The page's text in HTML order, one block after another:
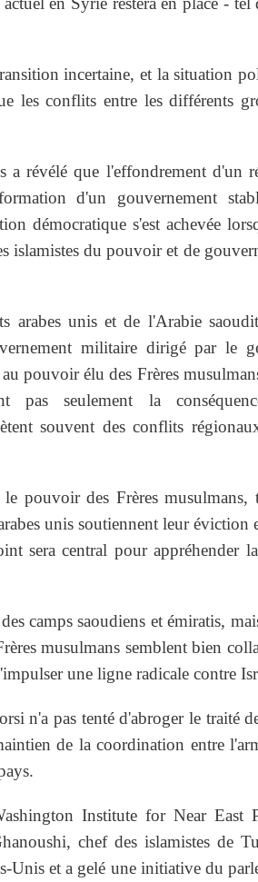
incertaine, et la situation
les conflits entre les différents
a révélé que l'effondrement d'un
d'un gouvernement
démocratique s'est achevée
islamistes du pouvoir et de
arabes unis et de l'Arabie
militaire dirigé par le
pouvoir élu des Frères
seulement la
souvent des conflits
pouvoir des Frères musulmans,
unis soutiennent leur éviction
sera central pour appréhender
camps saoudiens et émiratis,
musulmans semblent bien
une ligne radicale contre
n'a pas tenté d'abroger le traité
de la coordination entre
Institute for Near East
chef des islamistes de
Unis et a gelé une initiative du